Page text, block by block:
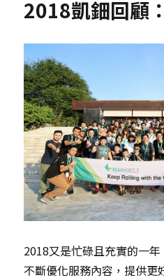
2018凱鈿回顧
2018又是忙碌且充實的一年
不斷優化服務內容，提供更